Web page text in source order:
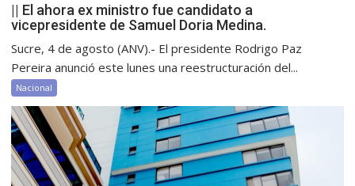
|| El ahora ex ministro fue candidato a
vicepresidente de Samuel Doria Medina.
Sucre, 4 de agosto (ANV).- El presidente Rodrigo Paz
Pereira anunció este lunes una reestructuración del...
Nacional